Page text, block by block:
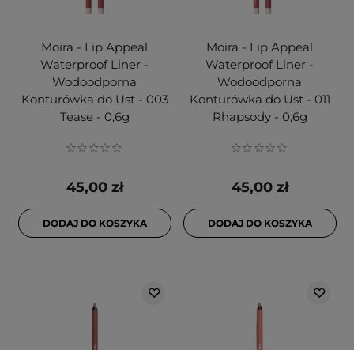
Moira - Lip Appeal
Waterproof Liner -
Wodoodporna
Konturówka do Ust - 003
Tease - 0,6g
45,00 zł
DODAJ DO KOSZYKA
Moira - Lip Appeal
Waterproof Liner -
Wodoodporna
Konturówka do Ust - 011
Rhapsody - 0,6g
45,00 zł
DODAJ DO KOSZYKA